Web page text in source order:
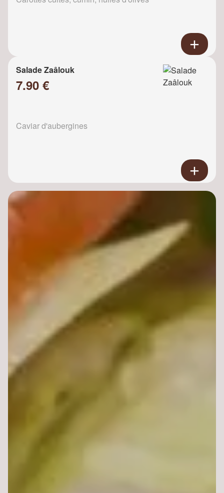
Salade Zaâlouk
7.90 €
Caviar d'aubergines